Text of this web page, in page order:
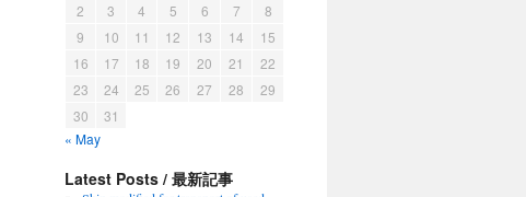
2
3 4 5 6 7
8
9
10 11 12 13 14
15
16
17 18 19 20 21
22
23
24 25 26 27 28
29
30
31
« May
Latest Posts / 最新記事